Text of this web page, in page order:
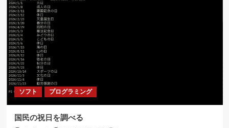
ソフト プログラミング
国民の祝日を調べる